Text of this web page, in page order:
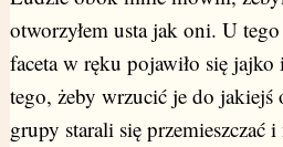
otworzyłem usta jak oni. U
faceta w ręku pojawiło się jajko
tego, żeby wrzucić je do
grupy starali się przemieszczać